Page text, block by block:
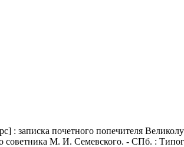
: записка почетного попечителя
советника М. И. Семевского. - СПб. :